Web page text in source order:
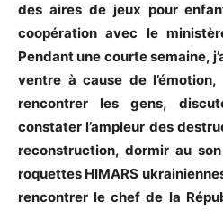
des aires de jeux pour
coopération avec le
Pendant une courte semaine,
ventre à cause de
rencontrer les gens,
constater l’ampleur des
reconstruction, dormir au
roquettes HIMARS
rencontrer le chef de la